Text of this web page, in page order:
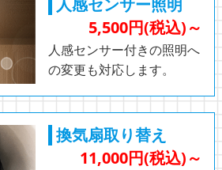
人感センサー照明
5,500円(税込)～
人感センサー付きの照明へ
の変更も対応します。
換気扇取り替え
11,000円(税込)～